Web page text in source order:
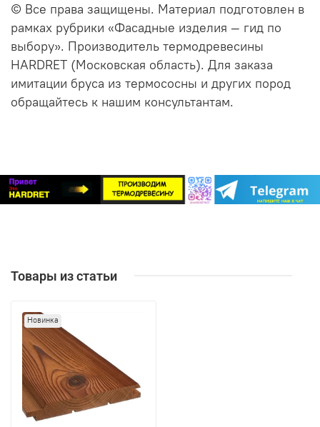
© Все права защищены. Материал подготовлен в
рамках рубрики «Фасадные изделия — гид по
выбору». Производитель термодревесины
HARDRET (Московская область). Для заказа
имитации бруса из термососны и других пород
обращайтесь к нашим консультантам.
Товары из статьи
Новинка